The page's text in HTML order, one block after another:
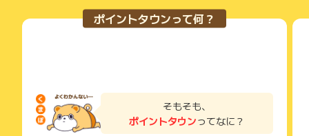
https://www.nissen.co.jp/userguide/a_cancel/
までお問い合わせください。ポイントについて、広告主に直接
お問い合わせをした場合、ポイント獲得対象外となる場合がご
ざいます。
て一度でも同サービス・お買い物を利用されたことがある場合
ご利用前には、Cookieの削除をおこなっていただくことを推奨
ださい。
各サービス・お買い物に掲載されている獲得条件を必ずよくお
読みください。
れた時点の条件が適用されます。
条件を達成しているかどうかは各広告主ではなく、代理店が行
り、急遽終了となる場合がございます。
広告に遷移しない場合は掲載が終了となっておりポイントが獲
得できませんので、ご注意くださいませ。
ポイントタウンって何？
そもそも、
ポイントタウンってなに？